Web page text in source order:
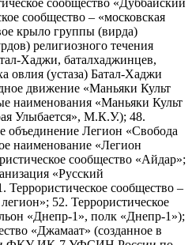
сообщество – «московская
крыло группы (вирда)
религиозного течения
Хаджи, баталхаджинцев,
овлия (устаза) Батал-Хаджи
движение «Маньяки Культ
наименования «Маньяки Культ
Улыбается», М.К.У.); 48.
объединение Легион «Свобода
наименование «Легион
сообщество «Айдар»;
«Русский
Террористическое сообщество –
52. Террористическое
«Днепр-1», полк «Днепр-1»);
«Джамаат» (созданное в